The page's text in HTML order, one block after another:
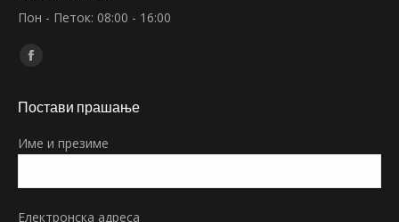
Пон - Петок: 08:00 - 16:00
Find us on:
Facebook
opens
new
Постави прашање
Име и презиме
Електронска адреса